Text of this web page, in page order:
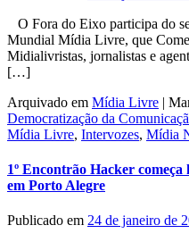
O Fora do Eixo participa do
Mundial Mídia Livre, que
Midialivristas, jornalistas e
[…]
Arquivado em Mídia Livre |
Democratização da
Mídia Livre, Intervozes, Mídia
1º Encontrão Hacker
em Porto Alegre
Publicado em 24 de janeiro de